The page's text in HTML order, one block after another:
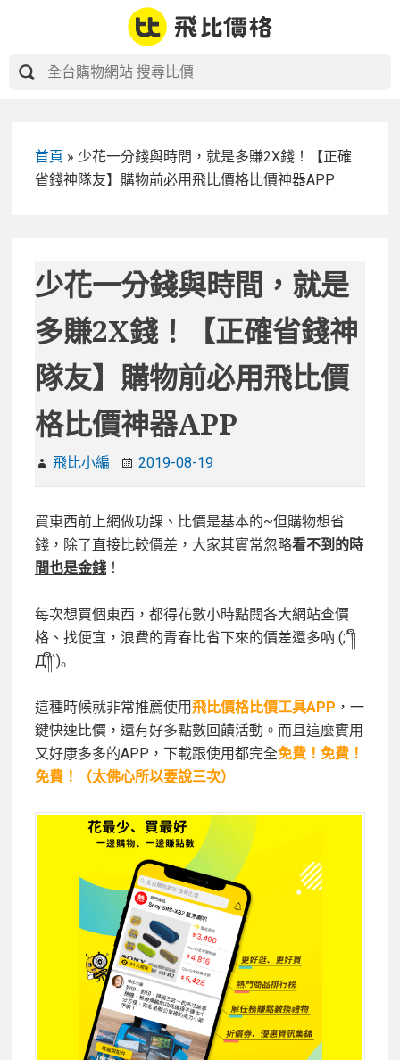
首頁 » 少花一分錢與時間，就是多賺2X錢！【正確
省錢神隊友】購物前必用飛比價格比價神器APP
少花一分錢與時間，就是
多賺2X錢！【正確省錢神
隊友】購物前必用飛比價
格比價神器APP
飛比小編 2019-08-19
買東西前上網做功課、比價是基本的~但購物想省
錢，除了直接比較價差，大家其實常忽略看不到的時
間也是金錢 ！
每次想買個東西，都得花數小時點閱各大網站查價
格、找便宜，浪費的青春比省下來的價差還多吶 (;´༎ຶ
Д༎ຶ`)｡
這種時候就非常推薦使用飛比價格比價工具APP ，一
鍵快速比價，還有好多點數回饋活動。而且這麼實用
又好康多多的APP，下載跟使用都完全免費！免費！
免費！（太佛心所以要說三次）